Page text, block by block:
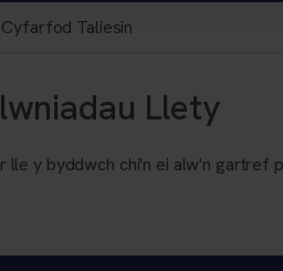
Taliesin
Llety
lle y byddwch chi'n ei alw'n gartref